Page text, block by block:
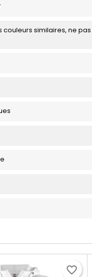
couleurs similaires, ne
favorite_border